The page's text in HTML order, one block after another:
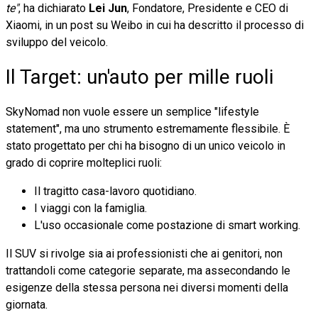
te", ha dichiarato Lei Jun, Fondatore, Presidente e CEO di
Xiaomi, in un post su Weibo in cui ha descritto il processo di
sviluppo del veicolo.
Il Target: un'auto per mille ruoli
SkyNomad non vuole essere un semplice "lifestyle
statement", ma uno strumento estremamente flessibile. È
stato progettato per chi ha bisogno di un unico veicolo in
grado di coprire molteplici ruoli:
Il tragitto casa-lavoro quotidiano.
I viaggi con la famiglia.
L'uso occasionale come postazione di smart working.
Il SUV si rivolge sia ai professionisti che ai genitori, non
trattandoli come categorie separate, ma assecondando le
esigenze della stessa persona nei diversi momenti della
giornata.